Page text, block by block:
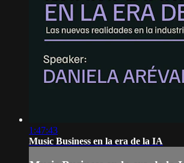
1:47:43
Music Business en la era de la IA